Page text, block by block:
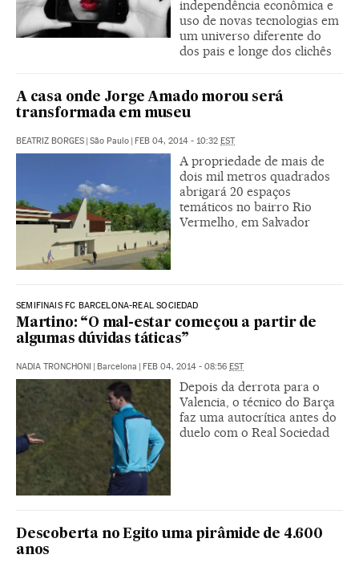
independência econômica e
uso de novas tecnologias em
um universo diferente do
dos pais e longe dos clichês
A casa onde Jorge Amado morou será
transformada em museu
BEATRIZ BORGES | São Paulo | FEB 04, 2014 - 10:32 EST
A propriedade de mais de
dois mil metros quadrados
abrigará 20 espaços
temáticos no bairro Rio
Vermelho, em Salvador
SEMIFINAIS FC BARCELONA-REAL SOCIEDAD
Martino: “O mal-estar começou a partir de
algumas dúvidas táticas”
NADIA TRONCHONI | Barcelona | FEB 04, 2014 - 08:56 EST
Depois da derrota para o
Valencia, o técnico do Barça
faz uma autocrítica antes do
duelo com o Real Sociedad
Descoberta no Egito uma pirâmide de 4.600
anos